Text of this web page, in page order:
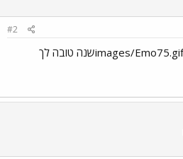
#2